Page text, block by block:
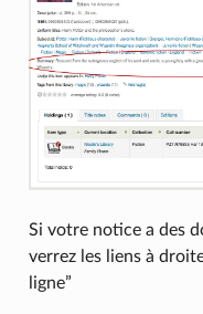
Si votre notice a des
verrez les liens à
ligne”